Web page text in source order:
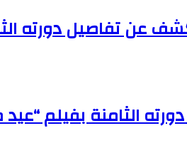
عن تفاصيل دورته
الثامنة بفيلم